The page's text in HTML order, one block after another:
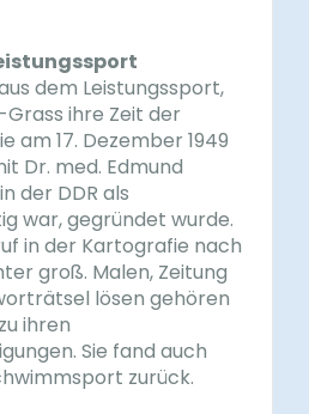
dem Leistungssport,
ihre Zeit der
am 17. Dezember 1949
Dr. med. Edmund
der DDR als
war, gegründet wurde.
in der Kartografie nach
groß. Malen, Zeitung
lösen gehören
ihren
Sie fand auch
zurück.